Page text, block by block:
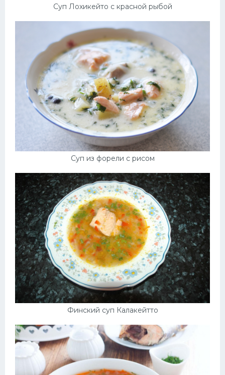
Суп Лохикейто с красной рыбой
Суп из форели с рисом
Финский суп Калакейтто